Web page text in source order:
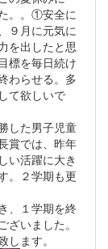
。。①安全に
９月に元気に
を出したと思
標を毎日続け
わらせる。多
て欲しいで
した男子児童
賞では、昨年
い活躍に大き
。２学期も更
、１学期を終
いました。
ます。